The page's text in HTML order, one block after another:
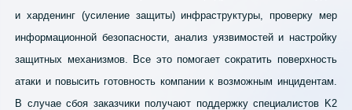
и харденинг (усиление защиты) инфраструктуры, проверку мер
информационной безопасности, анализ уязвимостей и настройку
защитных механизмов. Все это помогает сократить поверхность
атаки и повысить готовность компании к возможным инцидентам.
В случае сбоя заказчики получают поддержку специалистов K2